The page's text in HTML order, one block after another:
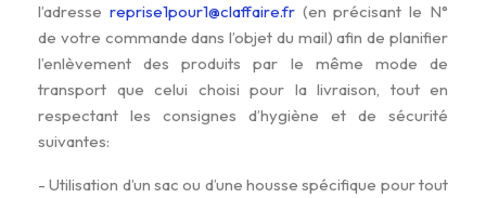
l’adresse reprise1pour1@claffaire.fr(en précisant le N°
de votre commande dans l’objet du mail) afin de planifier
l’enlèvement des produits par le même mode de
transport que celui choisi pour la livraison, tout en
respectant les consignes d’hygiène et de sécurité
suivantes:
- Utilisation d’un sac ou d’une housse spécifique pour tout